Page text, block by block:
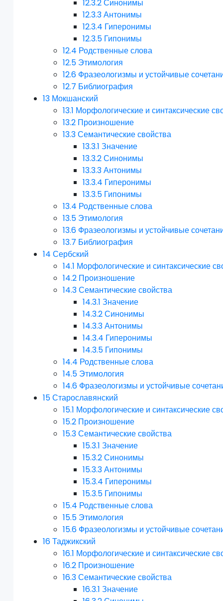
12.3.2Синонимы
12.3.3Антонимы
12.3.4 Гиперонимы
12.3.5 Гипонимы
12.4 Родственные слова
12.5 Этимология
12.6 Фразеологизмы и устойчивые
12.7 Библиография
13 Мокшанский
13.1 Морфологические и синтаксические
13.2 Произношение
13.3Семантические свойства
13.3.1 Значение
13.3.2Синонимы
13.3.3Антонимы
13.3.4 Гиперонимы
13.3.5 Гипонимы
13.4 Родственные слова
13.5 Этимология
13.6 Фразеологизмы и устойчивые
13.7 Библиография
14 Сербский
14.1 Морфологические и синтаксические
14.2 Произношение
14.3Семантические свойства
14.3.1 Значение
14.3.2Синонимы
14.3.3Антонимы
14.3.4 Гиперонимы
14.3.5 Гипонимы
14.4 Родственные слова
14.5 Этимология
14.6 Фразеологизмы и устойчивые
15Старославянский
15.1 Морфологические и синтаксические
15.2 Произношение
15.3Семантические свойства
15.3.1 Значение
15.3.2Синонимы
15.3.3Антонимы
15.3.4 Гиперонимы
15.3.5 Гипонимы
15.4 Родственные слова
15.5 Этимология
15.6 Фразеологизмы и устойчивые
16Таджикский
16.1 Морфологические и синтаксические
16.2 Произношение
16.3Семантические свойства
16.3.1 Значение